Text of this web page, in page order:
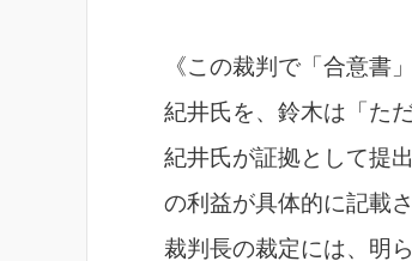
《この裁判で「合意書
紀井氏を、鈴木は「た
紀井氏が証拠として提
の利益が具体的に記載
裁判長の裁定には、明